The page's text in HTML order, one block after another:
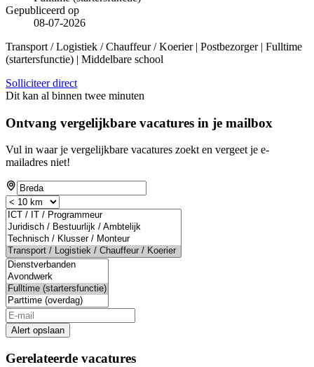
Gepubliceerd op
08-07-2026
Transport / Logistiek / Chauffeur / Koerier | Postbezorger | Fulltime
(startersfunctie) | Middelbare school
Solliciteer direct
Dit kan al binnen twee minuten
Ontvang vergelijkbare vacatures in je mailbox
Vul in waar je vergelijkbare vacatures zoekt en vergeet je e-
mailadres niet!
Alert opslaan
Gerelateerde vacatures